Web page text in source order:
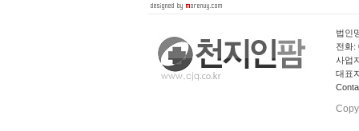
법인
전화:
사업
대표